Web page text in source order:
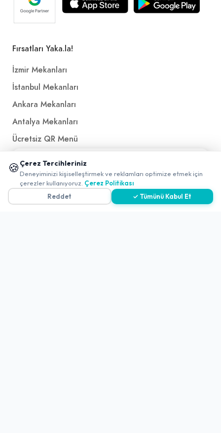
Fırsatları Yaka.la!
İzmir Mekanları
İstanbul Mekanları
Ankara Mekanları
Antalya Mekanları
Ücretsiz QR Menü
Politikalar ve Şartlar
Çerez Politikası
Gizlilik Politikası
🍪 Çerez Tercihleriniz
Deneyiminizi kişiselleştirmek ve reklamları optimize etmek için
çerezler kullanıyoruz. Çerez Politikası
Reddet
✓ Tümünü Kabul Et
📱 Mobil uygulamamızı keşfedin!
✖